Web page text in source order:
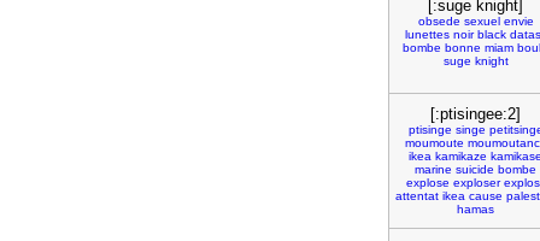
[:suge knight]
obsede sexuel envie
lunettes noir black
bombe bonne miam
suge knight
[:ptisingee:2]
ptisinge singe
moumoute
ikea kamikaze
marine suicide bombe
explose exploser
attentat ikea cause
hamas